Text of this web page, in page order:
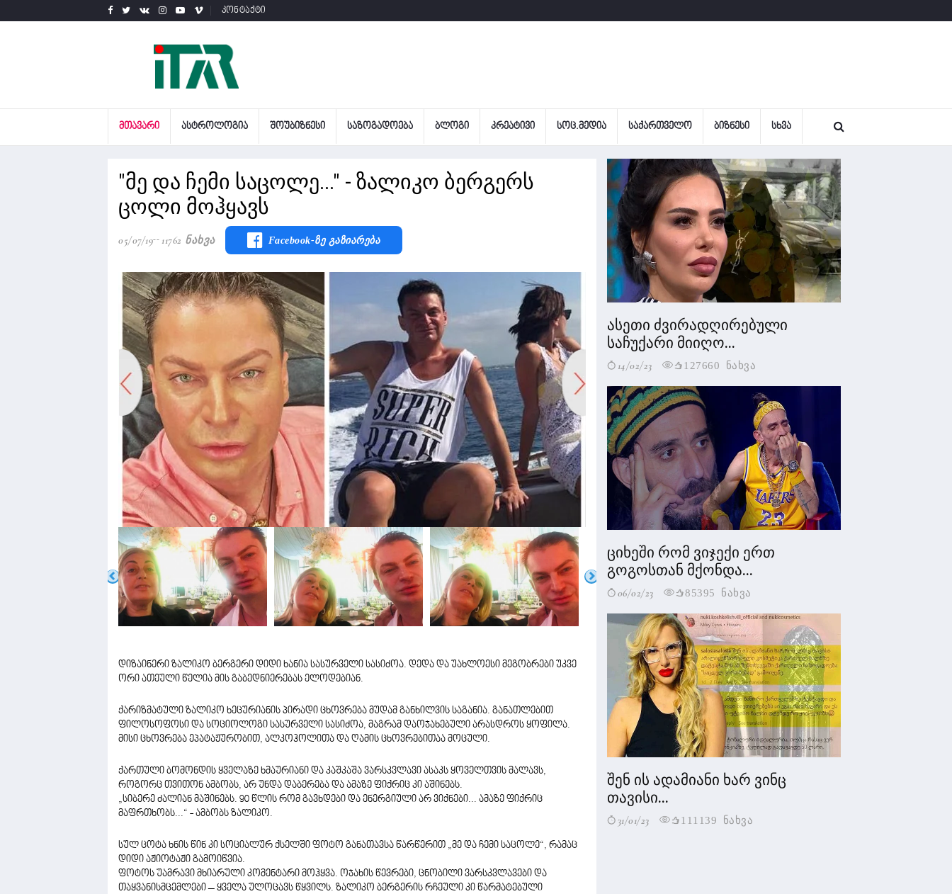
კონტაქტი
ᲛᲗᲐᲕᲐᲠᲘ ᲐᲡᲢᲠᲝᲚᲝᲒᲘᲐ ᲨᲝᲣᲑᲘᲖᲜᲔᲡᲘ ᲡᲐᲖᲝᲒᲐᲓᲝᲔᲑᲐ ᲑᲚᲝᲒᲘ ᲙᲠᲔᲐᲢᲘᲕᲘ ᲡᲝᲪ.ᲛᲔᲓᲘᲐ ᲡᲐᲥᲐᲠᲗᲕᲔᲚᲝ ᲑᲘᲖᲜᲔᲡᲘ ᲡᲮᲕᲐ
"მე და ჩემი საცოლე..." - ზალიკო ბერგერს
ცოლი მოჰყავს
05/07/19 11762 Ნახვა Facebook-Ზე Გაზიარება
დიზაინერი ზალიკო ბერგერი დიდი ხანია სასურველი სასიძოა. დედა და უახლოესი მეგობრები უკვე
ორი ათეული წელია მის გაბედნიერებას ელოდებიან.
ქარიზმატული ზალიკო ხეცურიანის პირადი ცხოვრება მუდამ განხილვის საგანია. განათლებით
ფილოსოფოსი და სოციოლოგი სასურველი სასიძოა, მაგრამ დაოჯახებული არასდროს ყოფილა.
მისი ცხოვრება ეპატაჟურობით, ალკოჰოლითა და ღამის ცხოვრებითაა მოცული.
ქართული ბომონდის ყველაზე ხმაურიანი და კაშკაშა ვარსკვლავი ასაკს ყოველთვის მალავს,
როგორც თვითონ ამბობს, არ უნდა დაბერება და ამაზე ფიქრიც კი აშინებს.
„სიბერე ძალიან მაშინებს. 90 წლის რომ გავხდები და ენერგიული არ ვიქნები... ამაზე ფიქრიც
მაფრთხობს...“ - ამბობს ზალიკო.
სულ ცოტა ხნის წინ კი სოციალურ ქსელში ფოტო განათავსა წარწერით „მე და ჩემი საცოლე“, რამაც
დიდი აჟიოტაჟი გამოიწვია.
ფოტოს უამრავი მხიარული კომენტარი მოჰყვა. ოჯახის წევრები, ცნობილი ვარსკვლავები და
თაყვანისმცემლები – ყველა ულოცავს წყვილს. ზალიკო ბერგერის რჩეული კი წარმატებული
ასეთი ძვირადღირებული
საჩუქარი მიიღო...
14/02/23 127660 ნახვა
ციხეში რომ ვიჯექი ერთ
გოგოსთან მქონდა...
06/02/23 85395 ნახვა
შენ ის ადამიანი ხარ ვინც
თავისი...
31/01/23 111139 ნახვა